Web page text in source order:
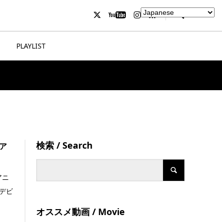
PLAYLIST
ビ
検索 / Search
オススメ動画 / Movie